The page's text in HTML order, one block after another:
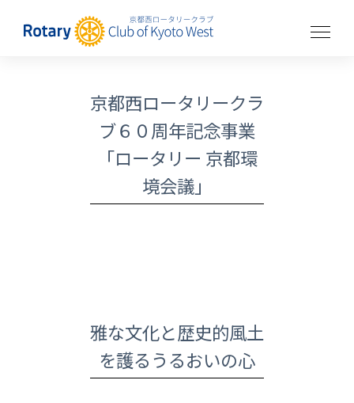
京都西ロータリークラ
ブ６０周年記念事業
「ロータリー 京都環
境会議」
雅な文化と歴史的風土
を護るうるおいの心